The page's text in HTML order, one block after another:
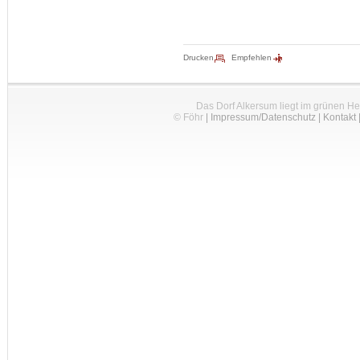
Drucken Empfehlen
Das Dorf Alkersum liegt im grünen
© Föhr| Impressum/Datenschutz| Kontakt